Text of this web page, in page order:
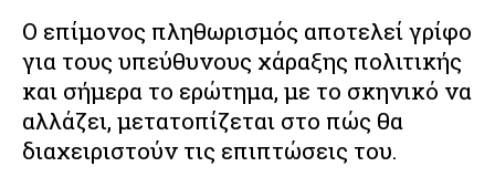
Ο επίμονος πληθωρισμός αποτελεί γρίφο
για τους υπεύθυνους χάραξης πολιτικής
και σήμερα το ερώτημα, με το σκηνικό να
αλλάζει, μετατοπίζεται στο πώς θα
διαχειριστούν τις επιπτώσεις του.